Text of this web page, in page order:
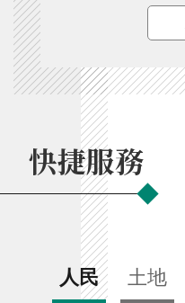
快捷服務
人民 土地